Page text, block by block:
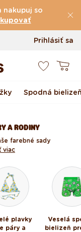
nakupuj so
Prihlásiť sa
Košík
Spodná
A RODINY
farebné sady
viac
plavky
páry a
Veselá
bielizeň